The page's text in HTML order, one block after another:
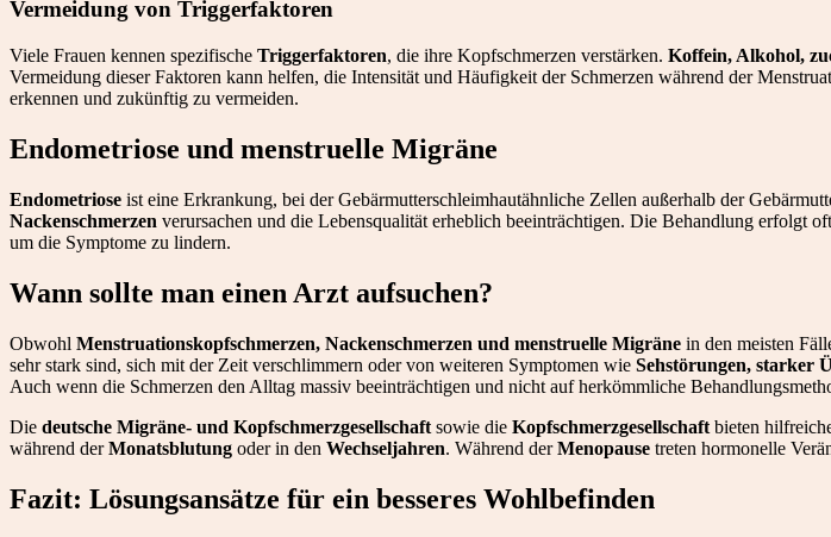
Vermeidung von Triggerfaktoren
Viele Frauen kennen spezifische Triggerfaktoren, die ihre Kopfschmerzen verstärken. Koffein, Alkohol,
Vermeidung dieser Faktoren kann helfen, die Intensität und Häufigkeit der Schmerzen während der
erkennen und zukünftig zu vermeiden.
Endometriose und menstruelle Migräne
Endometriose ist eine Erkrankung, bei der Gebärmutterschleimhautähnliche Zellen außerhalb der
Nackenschmerzen verursachen und die Lebensqualität erheblich beeinträchtigen. Die Behandlung erfolgt
um die Symptome zu lindern.
Wann sollte man einen Arzt aufsuchen?
Obwohl Menstruationskopfschmerzen, Nackenschmerzen und menstruelle Migräne in den meisten
sehr stark sind, sich mit der Zeit verschlimmern oder von weiteren Symptomen wie Sehstörungen, starker
Auch wenn die Schmerzen den Alltag massiv beeinträchtigen und nicht auf herkömmliche
Die deutsche Migräne- und Kopfschmerzgesellschaft sowie die Kopfschmerzgesellschaft bieten
während derMonatsblutung oder in den Wechseljahren. Während derMenopause treten hormonelle
Fazit: Lösungsansätze für ein besseres Wohlbefinden